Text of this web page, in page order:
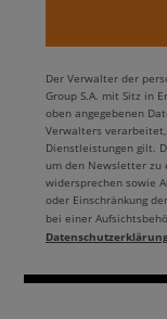
Der Verwalter der
Group S.A. mit Sitz in
oben angegebenen
Verwalters
Dienstleistungen gilt.
um den Newsletter zu
widersprechen sowie
oder Einschränkung
bei einer